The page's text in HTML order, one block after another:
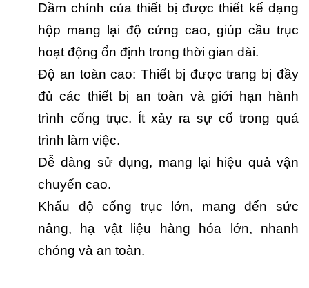
Dầm chính của thiết bị được thiết kế dạng
hộp mang lại độ cứng cao, giúp cầu trục
hoạt động ổn định trong thời gian dài.
Độ an toàn cao: Thiết bị được trang bị đầy
đủ các thiết bị an toàn và giới hạn hành
trình cổng trục. Ít xảy ra sự cố trong quá
trình làm việc.
Dễ dàng sử dụng, mang lại hiệu quả vận
chuyển cao.
Khẩu độ cổng trục lớn, mang đến sức
nâng, hạ vật liệu hàng hóa lớn, nhanh
chóng và an toàn.